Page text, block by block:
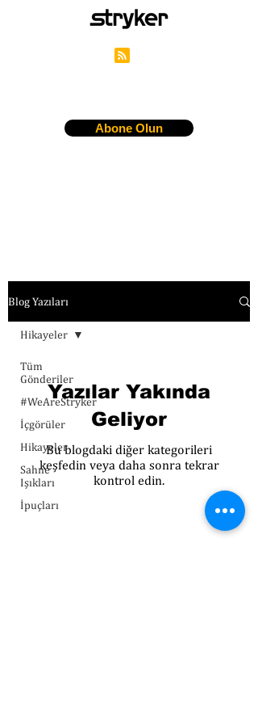
Abone Olun
Blog Yazıları
Tüm
Gönderiler
#WeAreStryker
İçgörüler
Hikayeler
Sahne
Işıkları
İpuçları
Hikayeler
Yazılar Yakında
Geliyor
Bu blogdaki diğer kategorileri
keşfedin veya daha sonra tekrar
kontrol edin.